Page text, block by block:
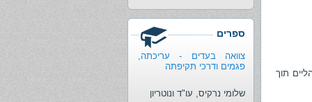
תוך
ספרים
צוואה בעדים - עריכתה,
פגמים ודרכי תקיפתה
שלומי נרקיס, עו"ד ונוטריון